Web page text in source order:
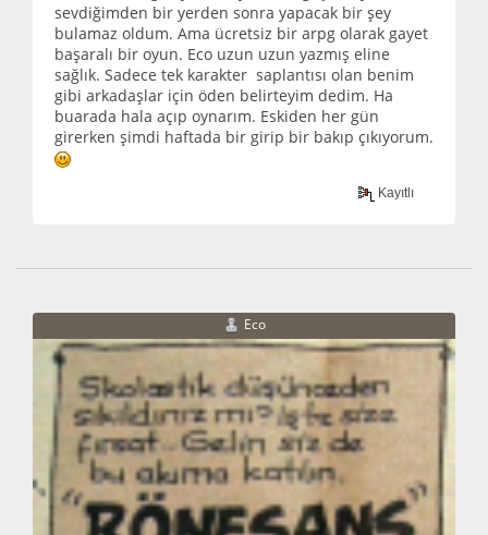
sevdiğimden bir yerden sonra yapacak bir şey
bulamaz oldum. Ama ücretsiz bir arpg olarak gayet
başaralı bir oyun. Eco uzun uzun yazmış eline
sağlık. Sadece tek karakter saplantısı olan benim
gibi arkadaşlar için öden belirteyim dedim. Ha
buarada hala açıp oynarım. Eskiden her gün
girerken şimdi haftada bir girip bir bakıp çıkıyorum.
Kayıtlı
Eco